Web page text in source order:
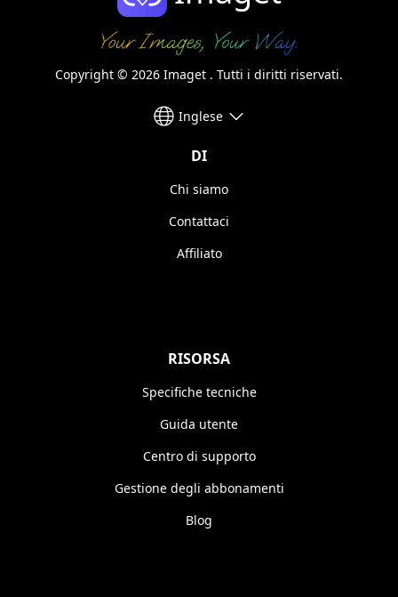
Copyright © 2026 Imaget . Tutti i diritti riservati.
Inglese
DI
Chi siamo
Contattaci
Affiliato
RISORSA
Specifiche tecniche
Guida utente
Centro di supporto
Gestione degli abbonamenti
Blog